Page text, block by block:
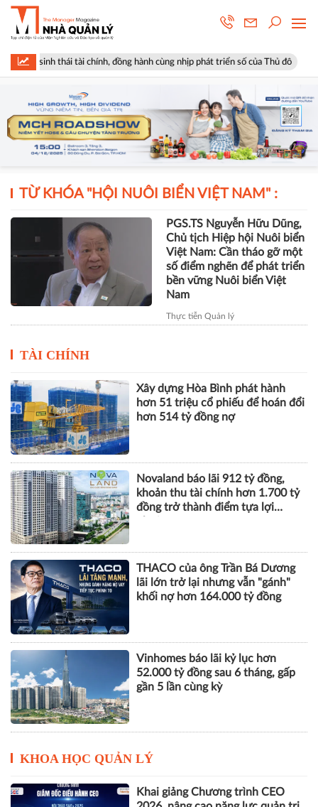
hệ sinh thái tài chính, đồng hành cùng nhịp phát triển số của Thủ đô
TỪ KHÓA " HỘI NUÔI BIỂN VIỆT NAM " :
PGS.TS Nguyễn Hữu Dũng,
Chủ tịch Hiệp hội Nuôi biển
Việt Nam: Cần tháo gỡ một
bền vững Nuôi biển Việt
Nam
Thực tiễn Quản lý
TÀI CHÍNH
Xây dựng Hòa Bình phát hành
hơn 51 triệu cổ phiếu để hoán đổi
hơn 514 tỷ đồng nợ
Novaland báo lãi 912 tỷ đồng,
khoản thu tài chính hơn 1.700 tỷ
đồng trở thành điểm tựa lợi
THACO của ông Trần Bá Dương
lãi lớn trở lại nhưng vẫn "gánh"
khối nợ hơn 164.000 tỷ đồng
Vinhomes báo lãi kỷ lục hơn
52.000 tỷ đồng sau 6 tháng, gấp
gần 5 lần cùng kỳ
KHOA HỌC QUẢN LÝ
Khai giảng Chương trình CEO
ESG, số hóa và năng lực chống
chịu tạo động lực mới cho doanh